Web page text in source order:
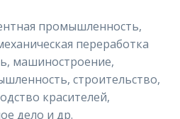
промышленность,
переработка
машиностроение,
строительство,
красителей,
дело и др.